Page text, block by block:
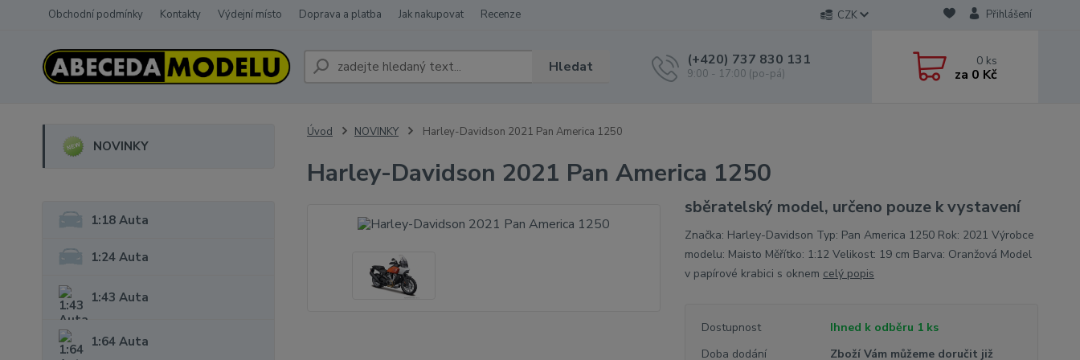
Obchodní podmínky Kontakty Výdejní místo Doprava a platba Jak nakupovat Recenze CZK Přihlášení
Hledat (+420) 737 830 131
9:00 - 17:00 (po-pá)
0 ks
za 0 Kč
NOVINKY
1:18 Auta
1:24 Auta
1:43 Auta
1:64 Auta
Úvod NOVINKY Harley-Davidson 2021 Pan America 1250
Harley-Davidson 2021 Pan America 1250
sběratelský model, určeno pouze k vystavení
Značka: Harley-Davidson Typ: Pan America 1250 Rok: 2021 Výrobce
modelu: Maisto Měřítko: 1:12 Velikost: 19 cm Barva: Oranžová Model
v papírové krabici s oknem celý popis
Dostupnost
Ihned k odběru 1 ks
Doba dodání
Zboží Vám můžeme doručit již